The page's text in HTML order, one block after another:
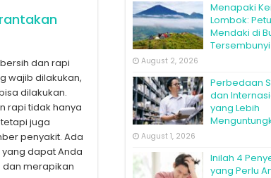
dan rapi
wajib dilakukan,
dilakukan.
rapi tidak hanya
juga
penyakit. Ada
dapat Anda
dan merapikan
Menapaki
Lombok:
Mendaki di
Tersembunyi
August 2, 2026
Perbedaan
dan
yang Lebih
August 1, 2026
Inilah 4
yang Perlu